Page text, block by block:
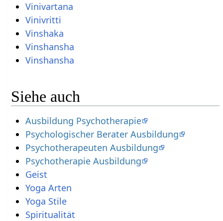
Vinivartana
Vinivritti
Vinshaka
Vinshansha
Vinshansha
Siehe auch
Ausbildung Psychotherapie
Psychologischer Berater Ausbildung
Psychotherapeuten Ausbildung
Psychotherapie Ausbildung
Geist
Yoga Arten
Yoga Stile
Spiritualität